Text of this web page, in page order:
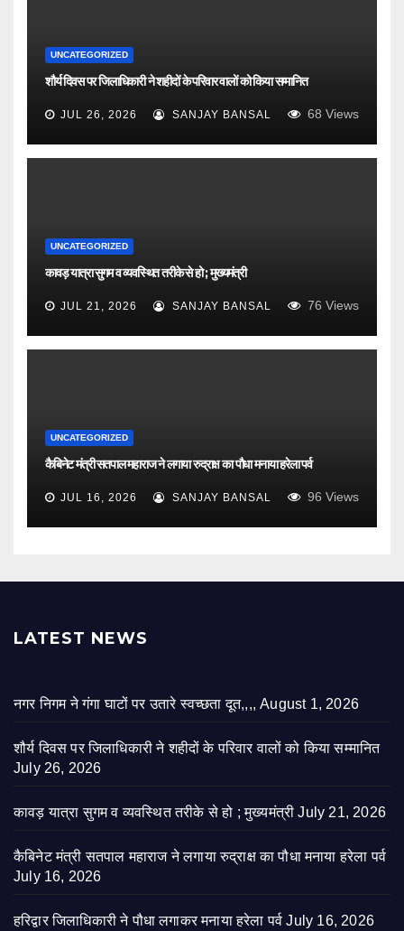
UNCATEGORIZED
शौर्य दिवस पर जिलाधिकारी ने शहीदों के परिवार वालों को किया सम्मानित
JUL 26, 2026 SANJAY BANSAL 68 Views
UNCATEGORIZED
कावड़ यात्रा सुगम व व्यवस्थित तरीके से हो ; मुख्यमंत्री
JUL 21, 2026 SANJAY BANSAL 76 Views
UNCATEGORIZED
कैबिनेट मंत्री सतपाल महाराज ने लगाया रुद्राक्ष का पौधा मनाया हरेला पर्व
JUL 16, 2026 SANJAY BANSAL 96 Views
LATEST NEWS
नगर निगम ने गंगा घाटों पर उतारे स्वच्छता दूत,,,, August 1, 2026
शौर्य दिवस पर जिलाधिकारी ने शहीदों के परिवार वालों को किया सम्मानित
July 26, 2026
कावड़ यात्रा सुगम व व्यवस्थित तरीके से हो ; मुख्यमंत्री July 21, 2026
कैबिनेट मंत्री सतपाल महाराज ने लगाया रुद्राक्ष का पौधा मनाया हरेला पर्व
July 16, 2026
हरिद्वार जिलाधिकारी ने पौधा लगाकर मनाया हरेला पर्व July 16, 2026